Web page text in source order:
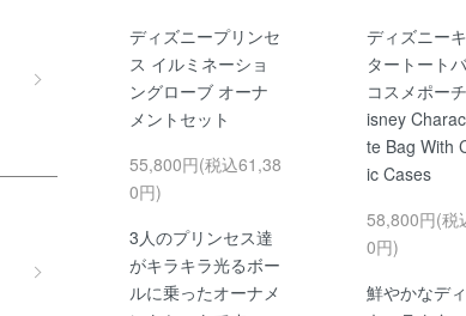
ディズニープリンセ
ス イルミネーショ
ングローブ オーナ
メントセット
55,800円(税込61,38
0円)
3人のプリンセス達
がキラキラ光るボー
ルに乗ったオーナメ
ディズニー
タートート
コスメポー
isney
te Bag With
ic Cases
58,800円(税
0円)
鮮やかなデ